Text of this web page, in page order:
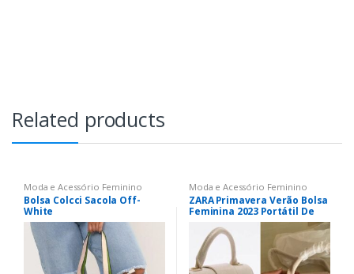
Related products
Moda e Acessório Feminino
Bolsa Colcci Sacola Off-
White
Moda e Acessório Feminino
ZARA Primavera Verão Bolsa
Feminina 2023 Portátil De
Corrente Mensageiro De
Ombro